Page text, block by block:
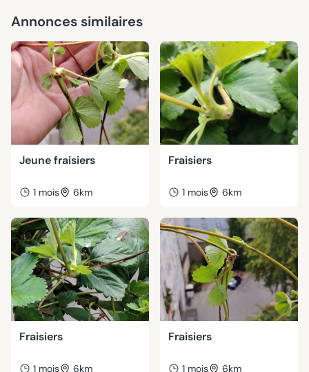
Annonces similaires
Jeune fraisiers
1 mois 6km
Fraisiers
1 mois 6km
Fraisiers
1 mois 6km
Fraisiers
1 mois 6km